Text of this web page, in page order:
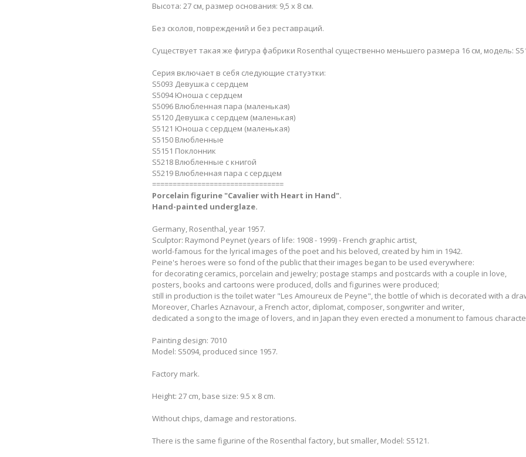
Высота: 27 см, размер основания: 9,5 х 8 см.
Без сколов, повреждений и без реставраций.
Существует такая же фигура фабрики Rosenthal существенно меньшего размера 16 см, модель:
Серия включает в себя следующие статуэтки:
S5093 Девушка с сердцем
S5094 Юноша с сердцем
S5096 Влюбленная пара (маленькая)
S5120 Девушка с сердцем (маленькая)
S5121 Юноша с сердцем (маленькая)
S5150 Влюбленные
S5151 Поклонник
S5218 Влюбленные с книгой
S5219 Влюбленная пара с сердцем
================================
Porcelain figurine "Cavalier with Heart in Hand​".
Hand-painted underglaze.
Germany, Rosenthal, year 1957.
Sculptor: Raymond Peynet (years of life: 1908 - 1999) - French graphic artist,
world-famous for the lyrical images of the poet and his beloved, created by him in 1942.
Peine's heroes were so fond of the public that their images began to be used everywhere:
for decorating ceramics, porcelain and jewelry; postage stamps and postcards with a couple in love,
posters, books and cartoons were produced, dolls and figurines were produced;
still in production is the toilet water "Les Amoureux de Peyne", the bottle of which is decorated with a
Moreover, Charles Aznavour, a French actor, diplomat, composer, songwriter and writer,
dedicated a song to the image of lovers, and in Japan they even erected a monument to famous
Painting design: 7010
Model: S5094, produced since 1957.
Factory mark.
Height: 27 cm, base size: 9.5 x 8 cm.
Without chips, damage and restorations.
There is the same figurine of the Rosenthal factory, but smaller, Model: S5121.